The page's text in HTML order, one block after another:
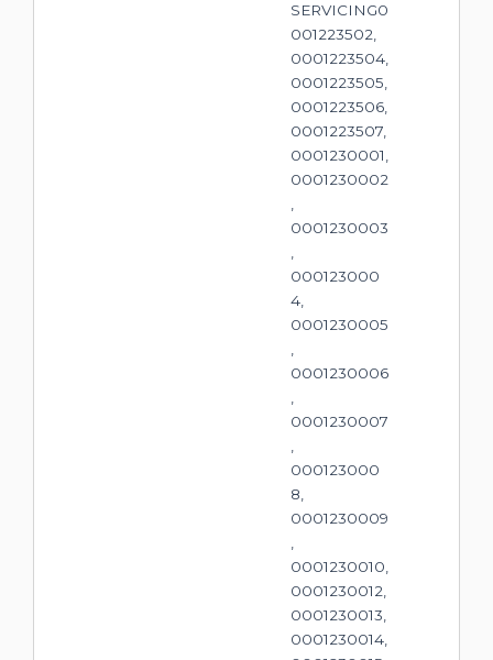
SERVICING0
001223502,
0001223504,
0001223505,
0001223506,
0001223507,
0001230001,
0001230002
,
0001230003
,
000123000
4,
0001230005
,
0001230006
,
0001230007
,
000123000
8,
0001230009
,
0001230010,
0001230012,
0001230013,
0001230014,